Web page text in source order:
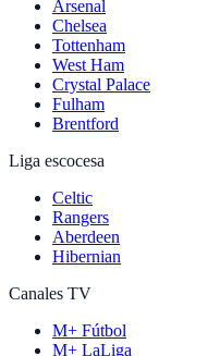
Arsenal
Chelsea
Tottenham
West Ham
Crystal Palace
Fulham
Brentford
Liga escocesa
Celtic
Rangers
Aberdeen
Hibernian
Canales TV
M+ Fútbol
M+ LaLiga